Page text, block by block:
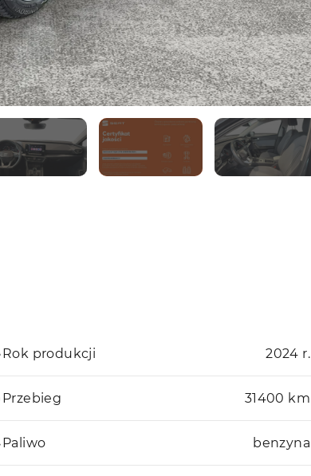
Rok produkcji 2024 r.
Przebieg 31400 km
Paliwo benzyna